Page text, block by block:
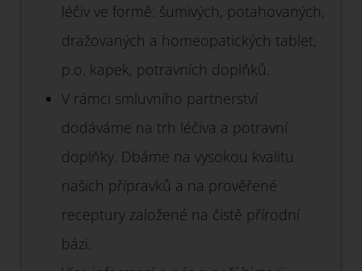
léčiv ve formě: šumivých, potahovaných,
dražovaných a homeopatických tablet,
p.o. kapek, potravních doplňků.
V rámci smluvního partnerství
dodáváme na trh léčiva a potravní
doplňky. Dbáme na vysokou kvalitu
našich přípravků a na prověřené
receptury založené na čistě přírodní
bázi.